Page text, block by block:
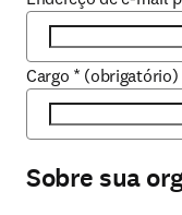
Cargo * (obrigatório)
Sobre sua